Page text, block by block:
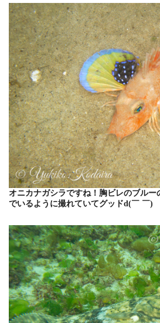
オニカナガシラですね！胸ビレのブルー
でいるように撮れていてグッドd(￣ ￣)